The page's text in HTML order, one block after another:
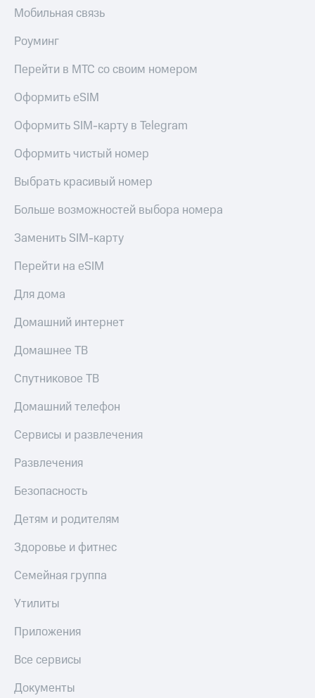
Мобильная связь
Роуминг
Перейти в МТС со своим номером
Оформить eSIM
Оформить SIM-карту в Telegram
Оформить чистый номер
Выбрать красивый номер
Больше возможностей выбора номера
Заменить SIM-карту
Перейти на eSIM
Для дома
Домашний интернет
Домашнее ТВ
Спутниковое ТВ
Домашний телефон
Сервисы и развлечения
Развлечения
Безопасность
Детям и родителям
Здоровье и фитнес
Семейная группа
Утилиты
Приложения
Все сервисы
Документы